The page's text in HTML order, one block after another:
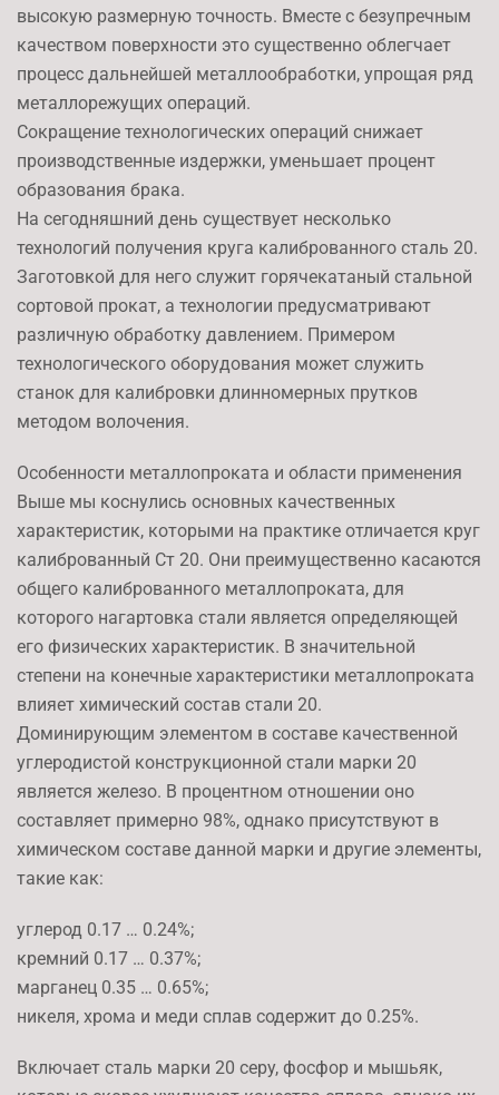
высокую размерную точность. Вместе с безупречным
качеством поверхности это существенно облегчает
процесс дальнейшей металлообработки, упрощая ряд
металлорежущих операций.
Сокращение технологических операций снижает
производственные издержки, уменьшает процент
образования брака.
На сегодняшний день существует несколько
технологий получения круга калиброванного сталь 20.
Заготовкой для него служит горячекатаный стальной
сортовой прокат, а технологии предусматривают
различную обработку давлением. Примером
технологического оборудования может служить
станок для калибровки длинномерных прутков
методом волочения.
Особенности металлопроката и области применения
Выше мы коснулись основных качественных
характеристик, которыми на практике отличается круг
калиброванный Ст 20. Они преимущественно касаются
общего калиброванного металлопроката, для
которого нагартовка стали является определяющей
его физических характеристик. В значительной
степени на конечные характеристики металлопроката
влияет химический состав стали 20.
Доминирующим элементом в составе качественной
углеродистой конструкционной стали марки 20
является железо. В процентном отношении оно
составляет примерно 98%, однако присутствуют в
химическом составе данной марки и другие элементы,
такие как:
углерод 0.17 … 0.24%;
кремний 0.17 … 0.37%;
марганец 0.35 … 0.65%;
никеля, хрома и меди сплав содержит до 0.25%.
Включает сталь марки 20 серу, фосфор и мышьяк,